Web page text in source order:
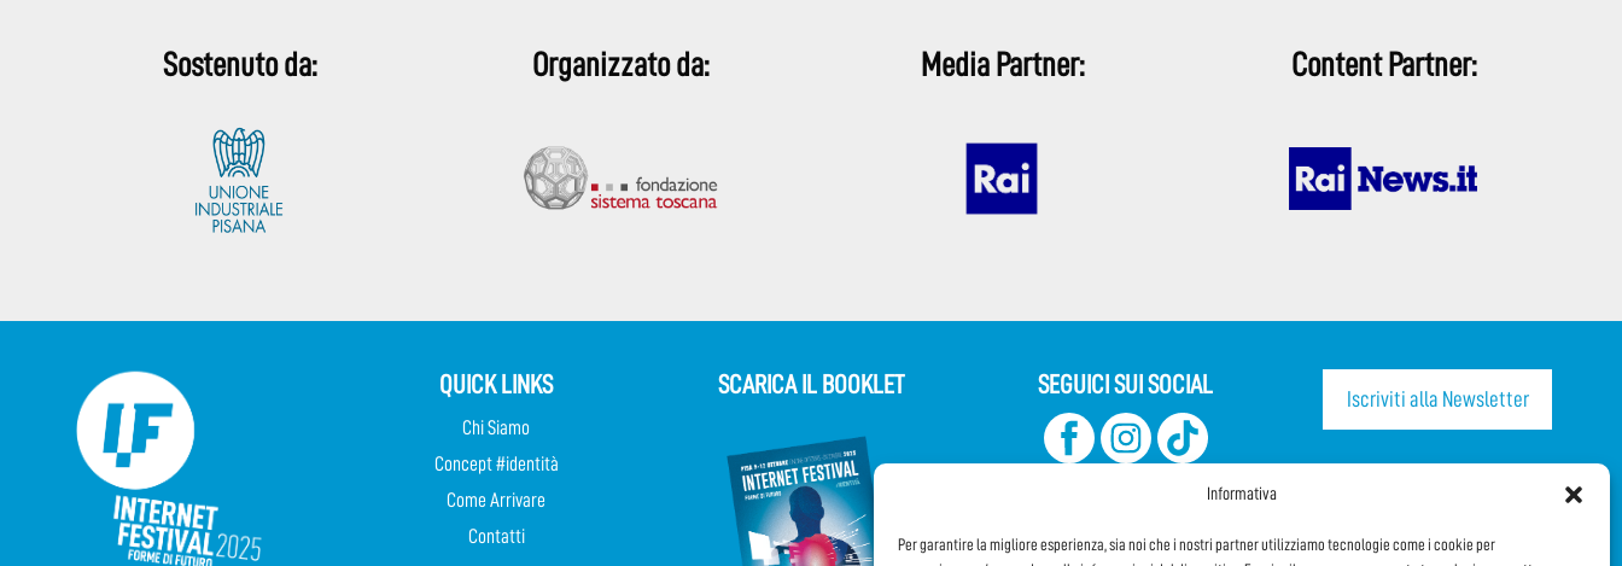
Informativa
Per garantire la migliore esperienza, sia noi che i nostri partner utilizziamo tecnologie come i cookie per
Sostenuto da: Organizzato da: Media Partner: Content Partner:
QUICK LINKS
Chi Siamo
Concept #identità
Come Arrivare
Contatti
SCARICA IL BOOKLET SEGUICI SUI SOCIAL
Iscriviti alla Newsletter